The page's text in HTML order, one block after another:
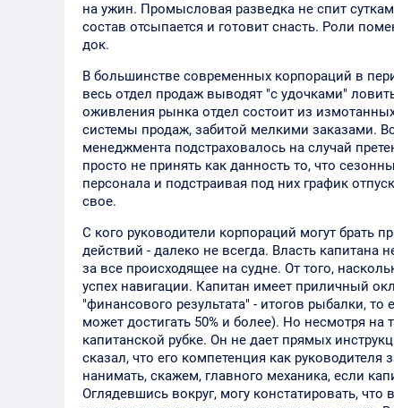
на ужин. Промысловая разведка не спит
состав отсыпается и готовит снасть. Роли
док.
В большинстве современных корпораций в
весь отдел продаж выводят "с удочками"
оживления рынка отдел состоит из
системы продаж, забитой мелкими заказами.
менеджмента подстраховалось на случай
просто не принять как данность то, что
персонала и подстраивая под них график
свое.
С кого руководители корпораций могут брать
действий - далеко не всегда. Власть капитана
за все происходящее на судне. От того,
успех навигации. Капитан имеет приличный
"финансового результата" - итогов рыбалки,
может достигать 50% и более). Но несмотря на
капитанской рубке. Он не дает прямых
сказал, что его компетенция как
нанимать, скажем, главного механика, если
Оглядевшись вокруг, могу констатировать,